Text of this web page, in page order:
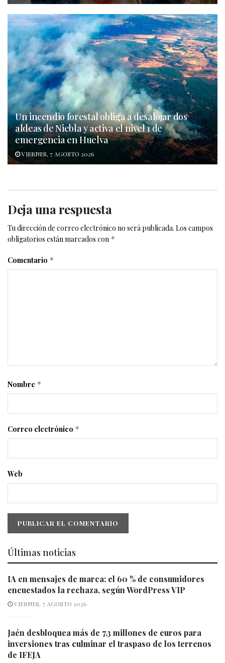
Un incendio forestal obliga a desalojar dos
aldeas de Niebla y activa el nivel 1 de
emergencia en Huelva
VIERNES, 7 AGOSTO 2026
Deja una respuesta
Tu dirección de correo electrónico no será publicada. Los campos
obligatorios están marcados con *
Comentario *
Nombre *
Correo electrónico *
Web
Últimas noticias
IA en mensajes de marca: el 60 % de consumidores
encuestados la rechaza, según WordPress VIP
VIERNES, 7 AGOSTO 2026
Jaén desbloquea más de 7,3 millones de euros para
inversiones tras culminar el traspaso de los terrenos
de IFEJA